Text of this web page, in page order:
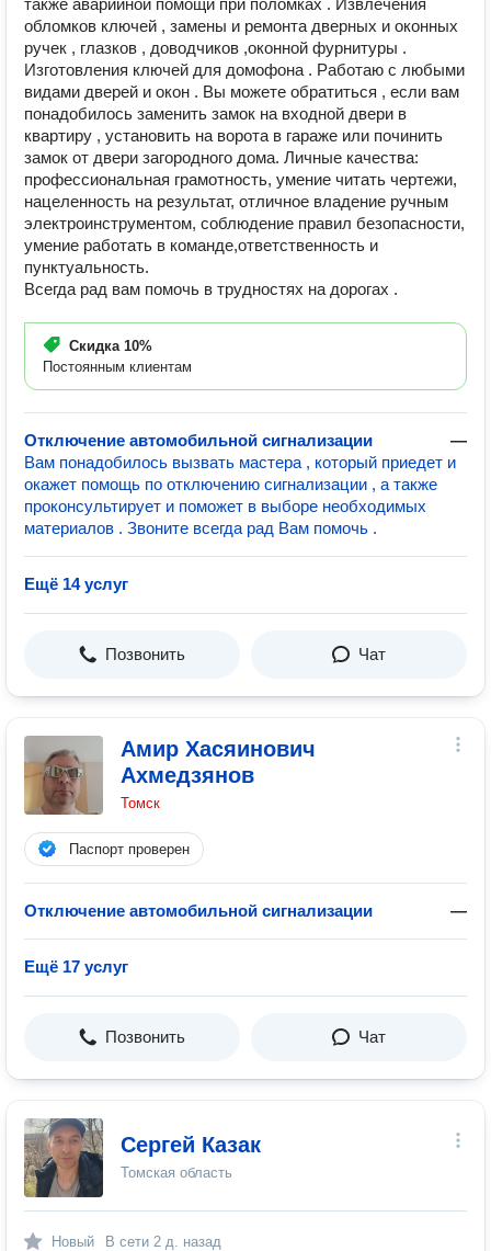
также аварийной помощи при поломках . Извлечения
обломков ключей , замены и ремонта дверных и оконных
ручек , глазков , доводчиков ,оконной фурнитуры .
Изготовления ключей для домофона . Работаю с любыми
видами дверей и окон . Вы можете обратиться , если вам
понадобилось заменить замок на входной двери в
квартиру , установить на ворота в гараже или починить
замок от двери загородного дома. Личные качества:
профессиональная грамотность, умение читать чертежи,
нацеленность на результат, отличное владение ручным
электроинструментом, соблюдение правил безопасности,
умение работать в команде,ответственность и
пунктуальность.
Всегда рад вам помочь в трудностях на дорогах .
Скидка 10%
Постоянным клиентам
Отключение автомобильной сигнализации
—
Вам понадобилось вызвать мастера , который приедет и
окажет помощь по отключению сигнализации , а также
проконсультирует и поможет в выборе необходимых
материалов . Звоните всегда рад Вам помочь .
Ещё 14 услуг
Позвонить Чат
Амир Хасяинович
Ахмедзянов
Томск
Паспорт проверен
Отключение автомобильной сигнализации —
Ещё 17 услуг
Позвонить Чат
Сергей Казак
Томская область
Новый В сети 2 д. назад